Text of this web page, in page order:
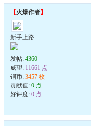
【火爆作者】
新手上路
发帖: 4360
威望: 11661 点
铜币: 3457 枚
贡献值: 0 点
好评度: 0 点